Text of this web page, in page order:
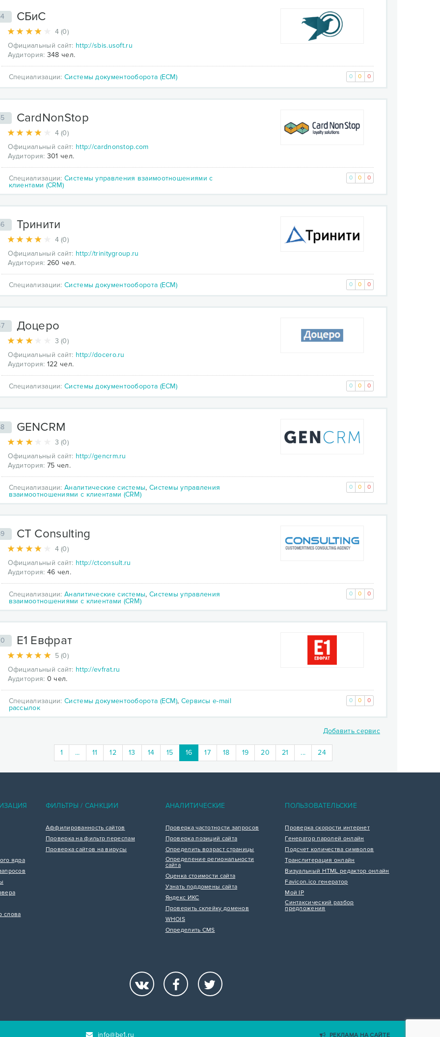
СБиС
4 (0)
Официальный сайт: http://sbis.usoft.ru
Аудитория: 348 чел.
Специализации:Системы документооборота (ECM) 0 0 0
CardNonStop
4 (0)
Официальный сайт: http://cardnonstop.com
Аудитория: 301 чел.
Специализации:Системы управления взаимоотношениями с
клиентами (CRM)
0 0 0
Тринити
4 (0)
Официальный сайт: http://trinitygroup.ru
Аудитория: 260 чел.
Специализации:Системы документооборота (ECM) 0 0 0
Доцеро
3 (0)
Официальный сайт: http://docero.ru
Аудитория: 122 чел.
Специализации:Системы документооборота (ECM) 0 0 0
GENCRM
3 (0)
Официальный сайт: http://gencrm.ru
Аудитория: 75 чел.
Специализации:Аналитические системы, Системы управления
взаимоотношениями с клиентами (CRM)
0 0 0
CT Consulting
4 (0)
Официальный сайт: http://ctconsult.ru
Аудитория: 46 чел.
Специализации:Аналитические системы, Системы управления
взаимоотношениями с клиентами (CRM)
0 0 0
Е1 Евфрат
5 (0)
Официальный сайт: http://evfrat.ru
Аудитория: 0 чел.
Специализации:Системы документооборота (ECM), Сервисы e-mail
рассылок
0 0 0
Добавить сервис
1 ... 11 12 13 14 15 16(current)
17 18 19 20 21 ... 24
ядра
слова
ФИЛЬТРЫ / САНКЦИИ
Аффилированность сайтов
Проверка на фильтр переспам
Проверка сайтов на вирусы
АНАЛИТИЧЕСКИЕ
Проверка частотности запросов
Проверка позиций сайта
Определить возраст страницы
Определение региональности
сайта
Оценка стоимости сайта
Узнать поддомены сайта
Яндекс ИКС
Проверить склейку доменов
WHOIS
Определить CMS
ПОЛЬЗОВАТЕЛЬСКИЕ
Проверка скорости интернет
Генератор паролей онлайн
Подсчет количества символов
Транслитерация онлайн
Визуальный HTML редактор онлайн
Favicon.ico генератор
Мой IP
Синтаксический разбор
предложения
info@be1.ru РЕКЛАМА НА САЙТЕ